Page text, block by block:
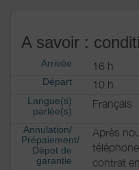
A savoir :
Arrivée 16 h
Départ 10 h
Langue(s)
parlée(s)
Français
Annulation/
Prépaiement/
Dépot de
garantie
Après
contrat